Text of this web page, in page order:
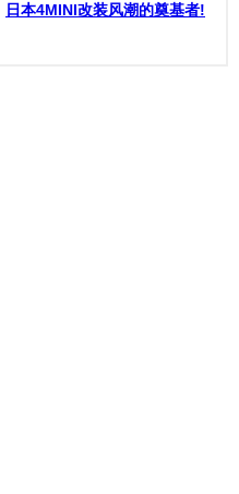
日本4MINI改装风潮的奠基者!